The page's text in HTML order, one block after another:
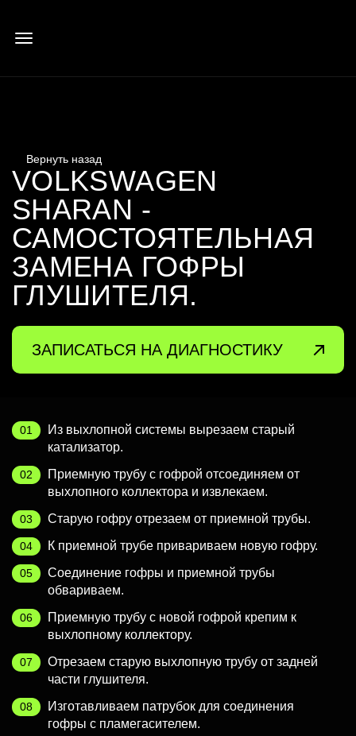
VOLKSWAGEN
SHARAN -
САМОСТОЯТЕЛЬНАЯ
ЗАМЕНА ГОФРЫ
ГЛУШИТЕЛЯ.
ЗАПИСАТЬСЯ НА ДИАГНОСТИКУ
Из выхлопной системы вырезаем старый
катализатор.
Приемную трубу с гофрой отсоединяем от
выхлопного коллектора и извлекаем.
Старую гофру отрезаем от приемной трубы.
К приемной трубе привариваем новую гофру.
Соединение гофры и приемной трубы
обвариваем.
Приемную трубу с новой гофрой крепим к
выхлопному коллектору.
Отрезаем старую выхлопную трубу от задней
части глушителя.
Изготавливаем патрубок для соединения
гофры с пламегасителем.